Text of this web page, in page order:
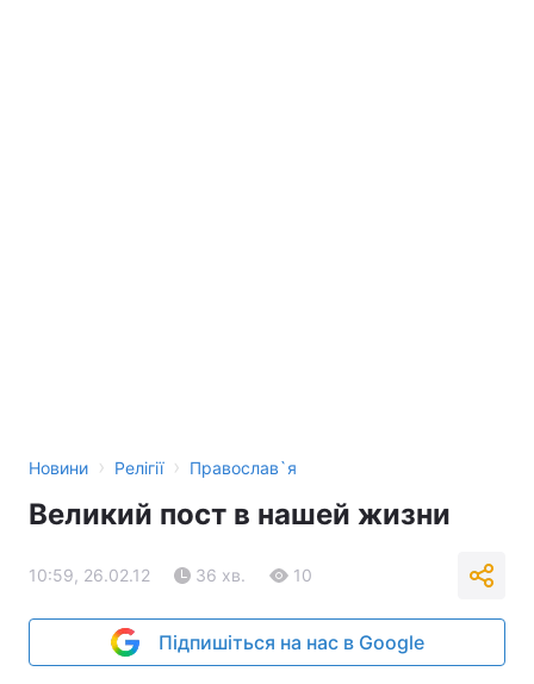
Новини › Релігії › Православ`я
Великий пост в нашей жизни
10:59, 26.02.12 36 хв. 10
Підпишіться на нас в Google